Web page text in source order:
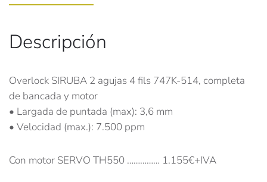
Descripción
Overlock SIRUBA 2 agujas 4 fils 747K-514, completa
de bancada y motor
• Largada de puntada (max): 3,6 mm
• Velocidad (max.): 7.500 ppm
Con motor SERVO TH550 …………… 1.155€+IVA